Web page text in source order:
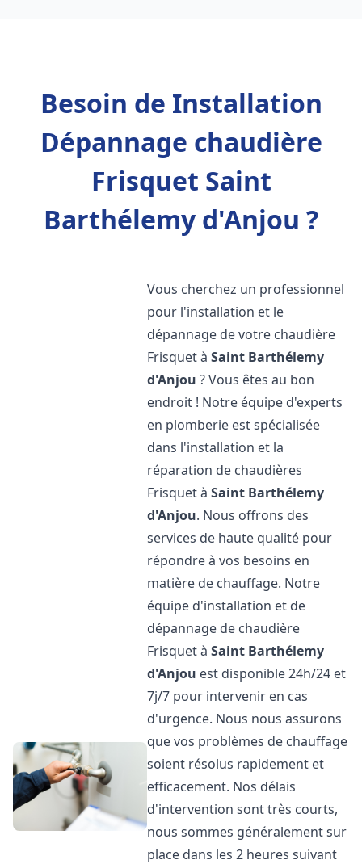
Besoin de Installation
Dépannage chaudière
Frisquet Saint
Barthélemy d'Anjou ?
Vous cherchez un professionnel
pour l'installation et le
dépannage de votre chaudière
Frisquet àSaint Barthélemy
d'Anjou ? Vous êtes au bon
endroit ! Notre équipe d'experts
en plomberie est spécialisée
dans l'installation et la
réparation de chaudières
Frisquet àSaint Barthélemy
d'Anjou. Nous offrons des
services de haute qualité pour
répondre à vos besoins en
matière de chauffage. Notre
équipe d'installation et de
dépannage de chaudière
Frisquet àSaint Barthélemy
d'Anjou est disponible 24h/24 et
7j/7 pour intervenir en cas
d'urgence. Nous nous assurons
que vos problèmes de chauffage
soient résolus rapidement et
efficacement. Nos délais
d'intervention sont très courts,
nous sommes généralement sur
place dans les 2 heures suivant